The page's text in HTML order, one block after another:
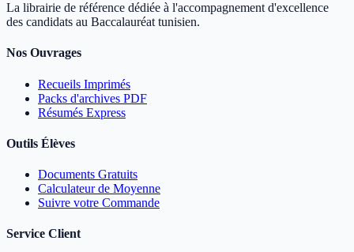
La librairie de référence dédiée à l'accompagnement d'excellence
des candidats au Baccalauréat tunisien.
Nos Ouvrages
Recueils Imprimés
Packs d'archives PDF
Résumés Express
Outils Élèves
Documents Gratuits
Calculateur de Moyenne
Suivre votre Commande
Service Client